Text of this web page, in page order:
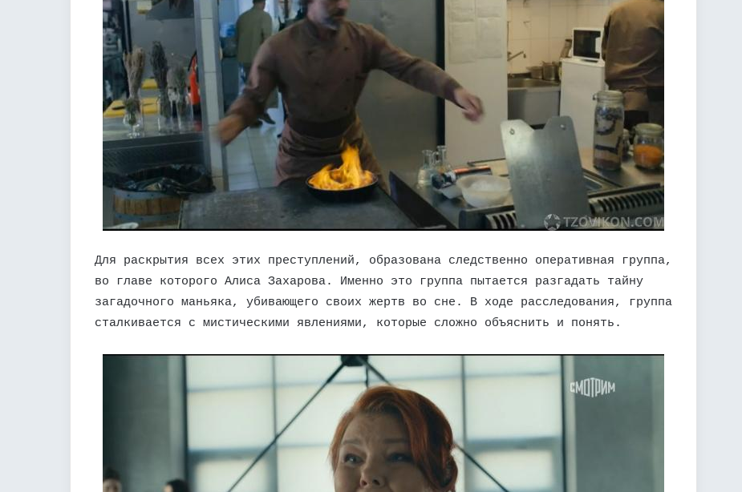
Для раскрытия всех этих преступлений, образована следственно оперативная группа,
во главе которого Алиса Захарова. Именно это группа пытается разгадать тайну
загадочного маньяка, убивающего своих жертв во сне. В ходе расследования, группа
сталкивается с мистическими явлениями, которые сложно объяснить и понять.